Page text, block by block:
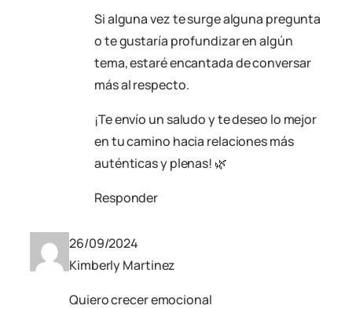
Si alguna vez te surge alguna pregunta
o te gustaría profundizar en algún
tema, estaré encantada de conversar
más al respecto.
¡Te envío un saludo y te deseo lo mejor
en tu camino hacia relaciones más
auténticas y plenas! 🌿
Responder
26/09/2024
Kimberly Martinez
Quiero crecer emocional